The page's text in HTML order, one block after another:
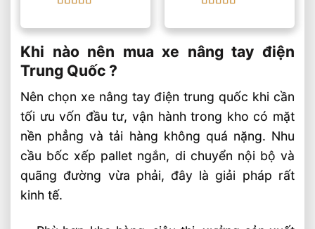
hạng55 sao
hạng55 sao
Khi nào nên mua xe nâng tay điện
Trung Quốc ?
Nên chọn xe nâng tay điện trung quốc khi cần
tối ưu vốn đầu tư, vận hành trong kho có mặt
nền phẳng và tải hàng không quá nặng. Nhu
cầu bốc xếp pallet ngắn, di chuyển nội bộ và
quãng đường vừa phải, đây là giải pháp rất
kinh tế.